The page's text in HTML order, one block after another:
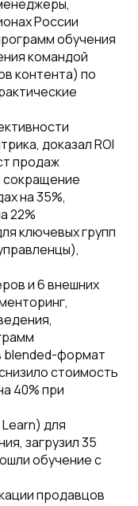
России
обучения
командой
контента) по
доказал ROI
продаж
сокращение
на 35%,
22%
ключевых групп
и 6 внешних
blended-формат
стоимость
40% при
для
загрузил 35
обучение с
продавцов